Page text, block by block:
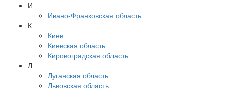
И
Ивано-Франковская область
К
Киев
Киевская область
Кировоградская область
Л
Луганская область
Львовская область